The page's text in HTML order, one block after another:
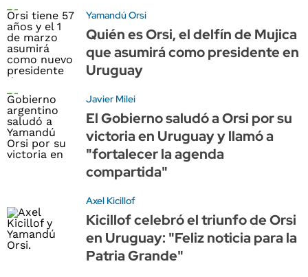
Yamandú Orsi
Quién es Orsi, el delfín de Mujica
que asumirá como presidente en
Uruguay
Javier Milei
El Gobierno saludó a Orsi por su
victoria en Uruguay y llamó a
"fortalecer la agenda
compartida"
Axel Kicillof
Kicillof celebró el triunfo de Orsi
en Uruguay: "Feliz noticia para la
Patria Grande"